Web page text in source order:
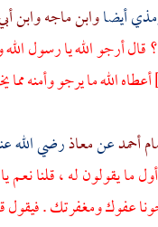
أيضاوابن ماجهوابن
أرجو الله يا رسول
أعطاه الله ما يرجو وأمنه مما
أحمدعنمعاذرضي الله
أول ما يقولون له ، قلنا
عفوك ومغفرتك .